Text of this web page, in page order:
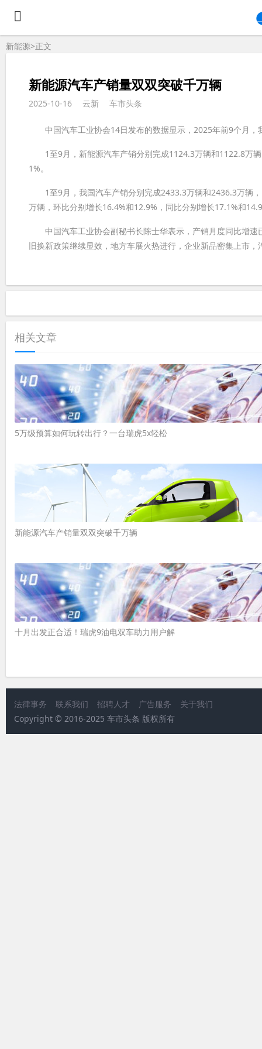
新能源>正文
新能源汽车产销量双双突破千万辆
2025-10-16 云新 车市头条
中国汽车工业协会14日发布的数据显示，2025年前9个月，
1至9月，新能源汽车产销分别完成1124.3万辆和1122.8万辆
1%。
1至9月，我国汽车产销分别完成2433.3万辆和2436.3万辆
万辆，环比分别增长16.4%和12.9%，同比分别增长17.1%和
中国汽车工业协会副秘书长陈士华表示，产销月度同比增速
旧换新政策继续显效，地方车展火热进行，企业新品密集上市
相关文章
5万级预算如何玩转出行？一台瑞虎5x轻松
新能源汽车产销量双双突破千万辆
十月出发正合适！瑞虎9油电双车助力用户解
法律事务 联系我们 招聘人才 广告服务
关于我们
Copyright © 2016-2025 车市头条 版权所有